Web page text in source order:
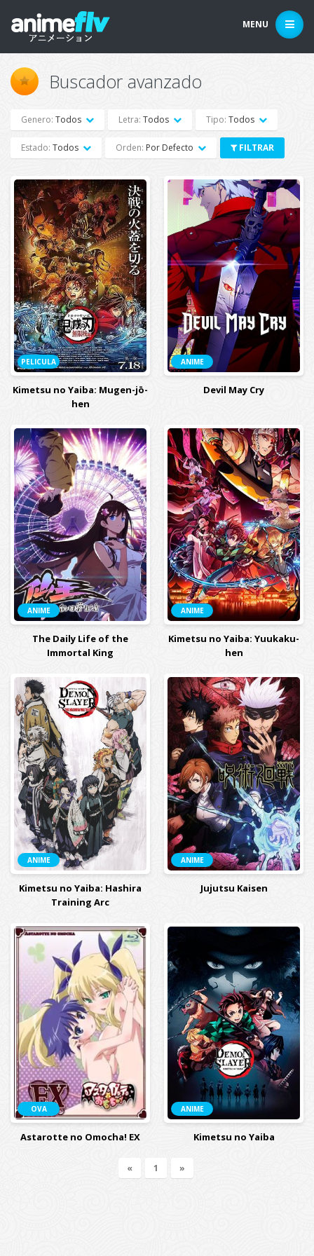
MENU
Buscador avanzado
Genero: Todos Letra: Todos Tipo: Todos
Estado: Todos Orden: Por Defecto FILTRAR
PELICULA
Kimetsu no Yaiba: Mugen-jō-
hen
ANIME
Devil May Cry
ANIME
The Daily Life of the
Immortal King
ANIME
Kimetsu no Yaiba: Yuukaku-
hen
ANIME
Kimetsu no Yaiba: Hashira
Training Arc
ANIME
Jujutsu Kaisen
OVA
Astarotte no Omocha! EX
ANIME
Kimetsu no Yaiba
« 1 »